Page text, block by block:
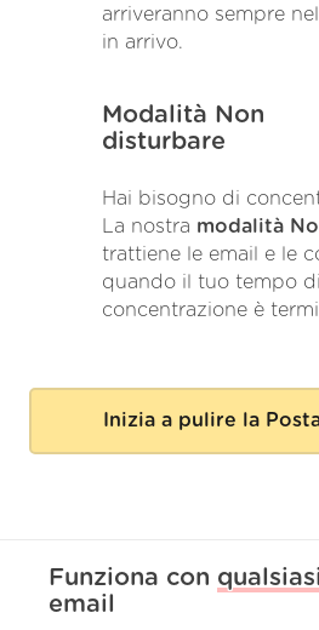
arriveranno sempre
in arrivo.
Modalità Non
disturbare
Hai bisogno di
La nostra modalità
trattiene le email e le
quando il tuo tempo di
concentrazione è
Inizia a pulire la
Funziona con
email